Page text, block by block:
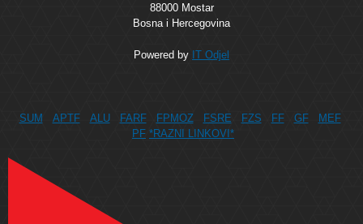
88000 Mostar
Bosna i Hercegovina
Powered by IT Odjel
SUM APTF ALU FARF FPMOZ FSRE FZS FF GF
MEF
PF *RAZNI LINKOVI*